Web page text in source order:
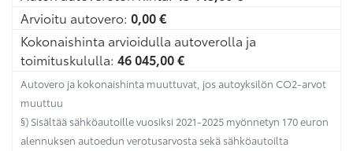
Arvioitu autovero: 0,00€
Kokonaishinta arvioidulla autoverolla ja
toimituskululla: 46 045,00€
Autovero ja kokonaishinta muuttuvat, jos autoyksilön CO2-arvot
muuttuu
§) Sisältää sähköautoille vuosiksi 2021-2025 myönnetyn 170 euron
alennuksen autoedun verotusarvosta sekä sähköautoilta